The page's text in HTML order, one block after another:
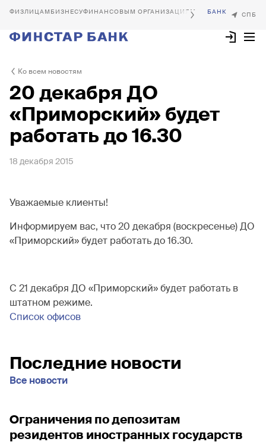
БИЗНЕСУФИНАНСОВЫМ ОРГАНИЗАЦИЯМ
Ко всем новостям
20 декабря ДО
«Приморский» будет
работать до 16.30
18 декабря 2015
Уважаемые клиенты!
Информируем вас, что 20 декабря (воскресенье) ДО
«Приморский» будет работать до 16.30.
С 21 декабря ДО «Приморский» будет работать в
штатном режиме.
Список офисов
Последние новости
Все новости
Ограничения по депозитам
резидентов иностранных государств